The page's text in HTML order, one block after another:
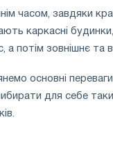
часом, завдяки
каркасні
а потім зовнішнє та
основні
для себе